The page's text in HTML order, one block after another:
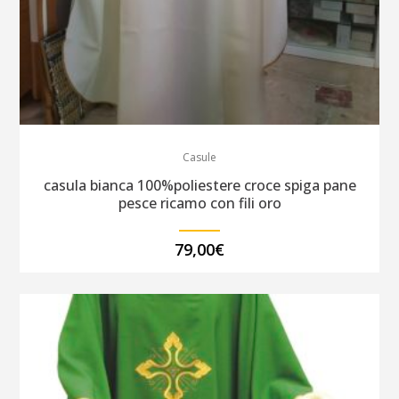
Casule
casula bianca 100%poliestere croce spiga pane
pesce ricamo con fili oro
79,00€